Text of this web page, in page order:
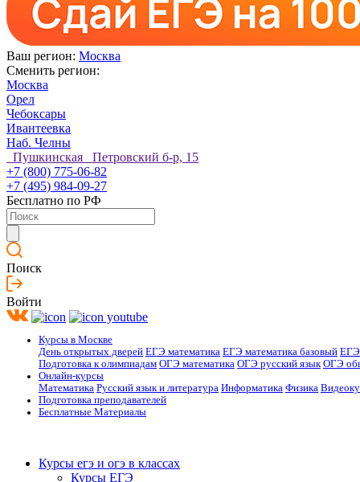
Ваш регион: Москва
Сменить регион:
Москва
Орел
Чебоксары
Ивантеевка
Наб. Челны
Пушкинская Петровский б-р, 15
+7 (800) 775-06-82
+7 (495) 984-09-27
Бесплатно по РФ
Поиск
Войти
Курсы в Москве
День открытых дверей ЕГЭ математика ЕГЭ математика базовый ЕГЭ
Подготовка к олимпиадам ОГЭ математика ОГЭ русский язык ОГЭ
Онлайн-курсы
Математика Русский язык и литература Информатика Физика
Подготовка преподавателей
Бесплатные Материалы
Курсы егэ и огэ в классах
Курсы ЕГЭ